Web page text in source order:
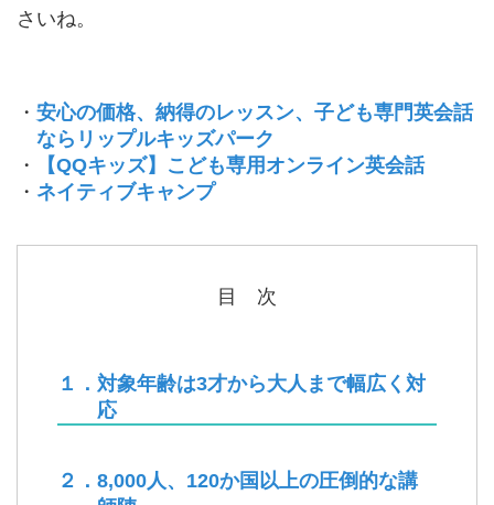
さいね。
・ 安心の価格、納得のレッスン、子ども専門英会話
ならリップルキッズパーク
・
【QQキッズ】こども専用オンライン英会話
・ ネイティブキャンプ
目 次
１．対象年齢は3才から大人まで幅広く対
応
２．8,000人、120か国以上の圧倒的な講